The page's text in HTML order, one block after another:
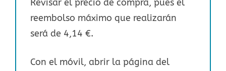
Revisar el precio de compra, pues el
reembolso máximo que realizarán
será de 4,14 €.
Con el móvil, abrir la página del